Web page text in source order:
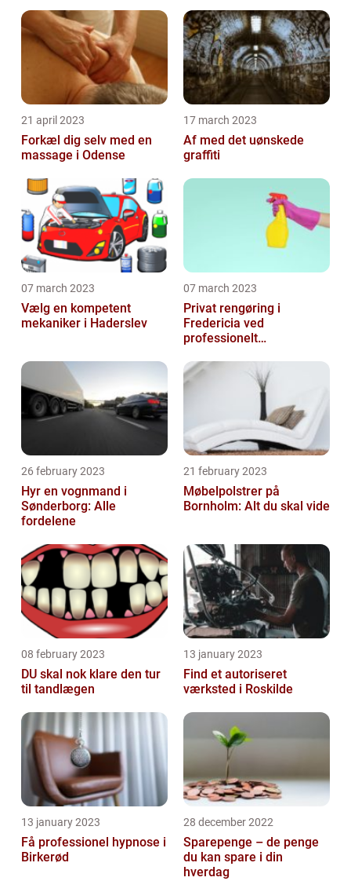
21 april 2023
Forkæl dig selv med en
massage i Odense
17 march 2023
Af med det uønskede
graffiti
07 march 2023
Vælg en kompetent
mekaniker i Haderslev
07 march 2023
Privat rengøring i
Fredericia ved
professionelt
26 february 2023
Hyr en vognmand i
Sønderborg: Alle
fordelene
21 february 2023
Møbelpolstrer på
Bornholm: Alt du skal vide
08 february 2023
DU skal nok klare den tur
til tandlægen
13 january 2023
Find et autoriseret
værksted i Roskilde
13 january 2023
Få professionel hypnose i
Birkerød
28 december 2022
Sparepenge – de penge
du kan spare i din
hverdag